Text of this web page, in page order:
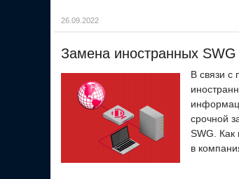
26.09.2022
Замена иностранных
В связи с
срочной
SWG. Как
в